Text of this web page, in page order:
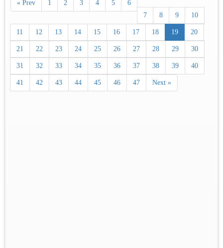
« Prev 1 2 3 4 5
6
7
8 9 10
11 12 13 14 15 16 17 18 19 20
21 22 23 24 25 26 27 28 29 30
31 32 33 34 35 36 37 38 39 40
41 42 43 44 45 46 47 Next »